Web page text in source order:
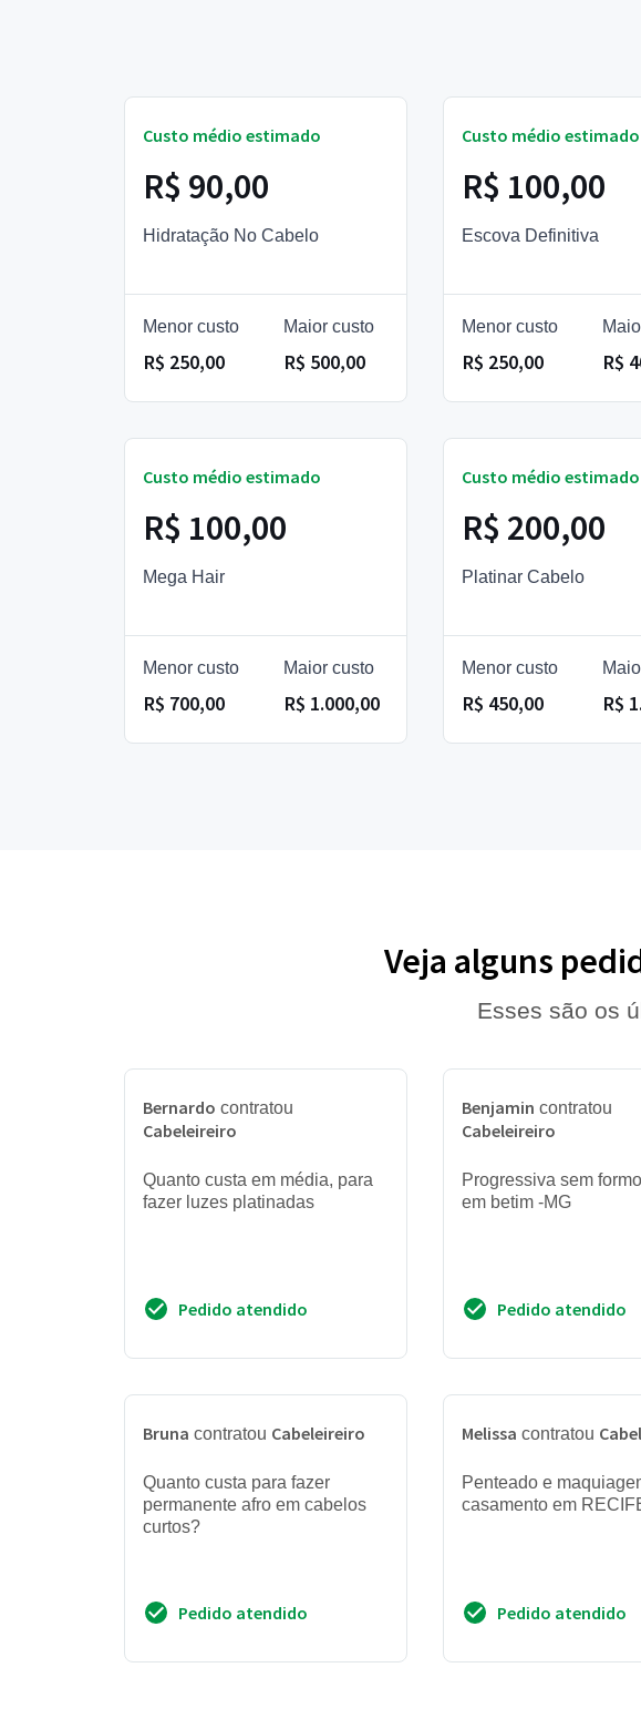
Custo médio estimado
R$ 90,00
Hidratação No Cabelo
Menor custo
R$ 250,00
Maior custo
R$ 500,00
Custo médio estimado
R$ 100,00
Escova Definitiva
Menor custo
R$ 250,00 R$
Custo médio estimado
R$ 100,00
Mega Hair
Menor custo
R$ 700,00
Maior custo
R$ 1.000,00
Custo médio estimado
R$ 200,00
Platinar Cabelo
Menor custo
R$ 450,00 R$
Veja alguns
Esses são os
Bernardo contratou
Cabeleireiro
Quanto custa em média, para
fazer luzes platinadas
Pedido atendido
Benjamin contratou
Cabeleireiro
Progressiva sem
em betim -MG
Pedido atendido
Bruna contratou Cabeleireiro
Quanto custa para fazer
permanente afro em cabelos
curtos?
Pedido atendido
Melissa contratou
Penteado e
casamento em
Pedido atendido